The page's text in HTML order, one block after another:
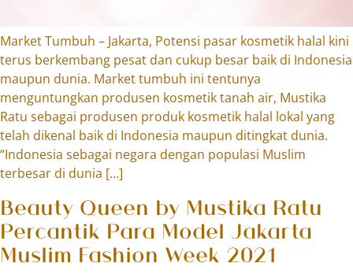
Market Tumbuh – Jakarta, Potensi pasar kosmetik halal kini
terus berkembang pesat dan cukup besar baik di Indonesia
maupun dunia. Market tumbuh ini tentunya
menguntungkan produsen kosmetik tanah air, Mustika
Ratu sebagai produsen produk kosmetik halal lokal yang
telah dikenal baik di Indonesia maupun ditingkat dunia.
“Indonesia sebagai negara dengan populasi Muslim
terbesar di dunia […]
Beauty Queen by Mustika Ratu
Percantik Para Model Jakarta
Muslim Fashion Week 2021